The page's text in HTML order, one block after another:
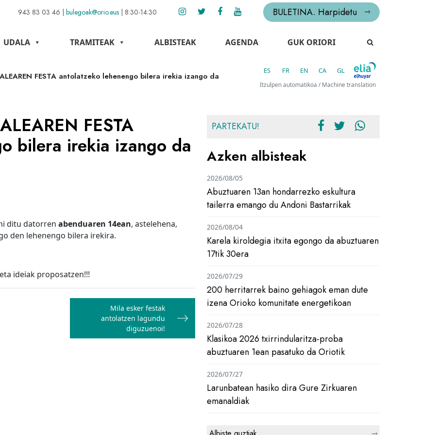
943 83 03 46 | bulegoak@orio.eus | 8:30-14:30 BULETINA. Harpidetu
UDALA TRAMITEAK ALBISTEAK AGENDA GUK ORIORI
FESTA antolatzeko lehenengo bilera irekia izango da
ES FR EN CA GL
Itzulpen automatikoa / Machine translation
FESTA
bilera irekia izango da
ditu datorren abenduaren 14ean, astelehena,
den lehenengo bilera irekira.
ideiak proposatzen!!!
Mila esker festak
antolatzen lagundu
diguzuenoi!
PARTEKATU!
Azken albisteak
Abuztuaren 13an hondarrezko eskultura
tailerra emango du Andoni Bastarrikak
2026/08/05
Karela kiroldegia itxita egongo da abuztuaren
17tik 30era
2026/08/04
200 herritarrek baino gehiagok eman dute
izena Orioko komunitate energetikoan
2026/07/29
Klasikoa 2026 txirrindularitza-proba
abuztuaren 1ean pasatuko da Oriotik
2026/07/28
Larunbatean hasiko dira Gure Zirkuaren
emanaldiak
2026/07/27